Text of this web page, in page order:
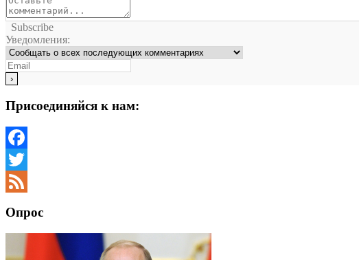
Subscribe
Уведомления:
Присоединяйся к нам:
Facebook
Twitter
Опрос